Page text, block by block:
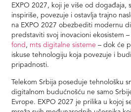
EXPO 2027, koji je više od događaja,
inspiriše, povezuje i ostavlja trajno
na EXPO 2027 obezbediti modernu
predstaviti svoj inovacioni ekosistem –
fond , mts digitalne sisteme – dok će
iskuse tehnologiju koja povezuje i
pripadnosti.
Telekom Srbija poseduje tehnološku
digitalnom budućnošću ne samo
Evrope. EXPO 2027 je prilika u kojoj